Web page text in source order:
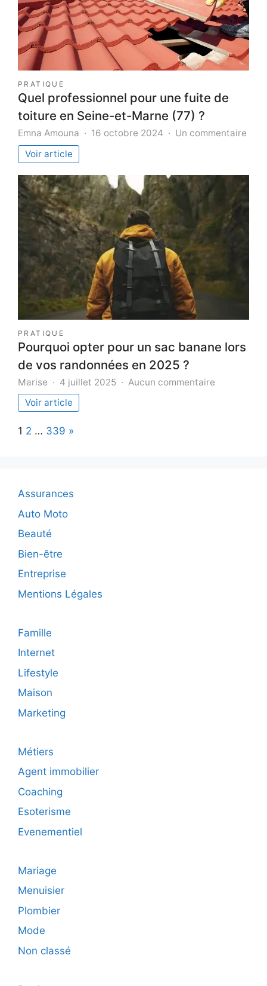
PRATIQUE
Quel professionnel pour une fuite de
toiture en Seine-et-Marne (77) ?
Emna Amouna 16 octobre 2024 Un commentaire
de
Voir article
PRATIQUE
Pourquoi opter pour un sac banane lors
de vos randonnées en 2025 ?
Marise 4 juillet 2025 Aucun commentaire
Voir article
Page:
1 2 … 339 Next
»
Assurances
Auto Moto
Beauté
Bien-être
Entreprise
Mentions Légales
Famille
Internet
Lifestyle
Maison
Marketing
Métiers
Agent immobilier
Coaching
Esoterisme
Evenementiel
Mariage
Menuisier
Plombier
Mode
Non classé